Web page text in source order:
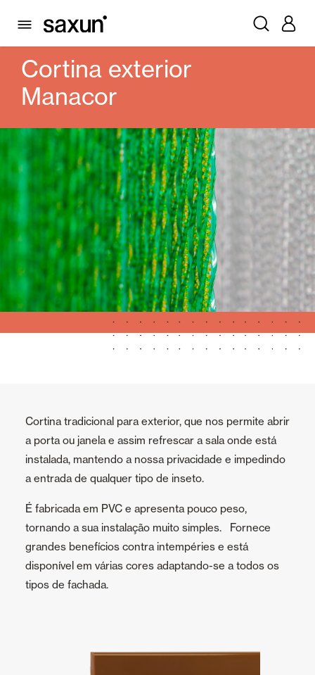
PRODUTOS
ALICANTINAS E CORTINAS EXTERIORES
Cortina exterior
Manacor
Cortina tradicional para exterior, que nos permite abrir
a porta ou janela e assim refrescar a sala onde está
instalada, mantendo a nossa privacidade e impedindo
a entrada de qualquer tipo de inseto.
É fabricada em PVC e apresenta pouco peso,
tornando a sua instalação muito simples. Fornece
grandes benefícios contra intempéries e está
disponível em várias cores adaptando-se a todos os
tipos de fachada.